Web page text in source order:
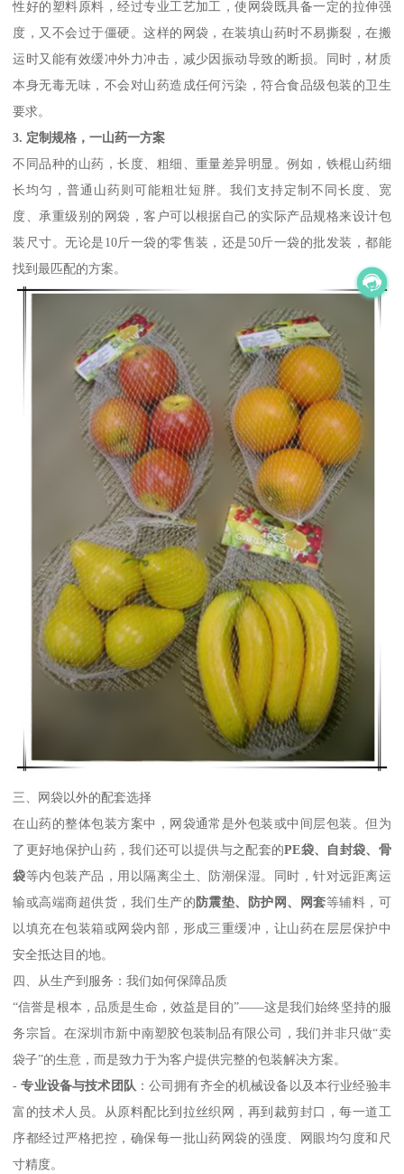
性好的塑料原料，经过专业工艺加工，使网袋既具备一定的拉伸强
度，又不会过于僵硬。这样的网袋，在装填山药时不易撕裂，在搬
运时又能有效缓冲外力冲击，减少因振动导致的断损。同时，材质
本身无毒无味，不会对山药造成任何污染，符合食品级包装的卫生
要求。
3. 定制规格，一山药一方案
不同品种的山药，长度、粗细、重量差异明显。例如，铁棍山药细
长均匀，普通山药则可能粗壮短胖。我们支持定制不同长度、宽
度、承重级别的网袋，客户可以根据自己的实际产品规格来设计包
装尺寸。无论是10斤一袋的零售装，还是50斤一袋的批发装，都能
找到最匹配的方案。
三、网袋以外的配套选择
在山药的整体包装方案中，网袋通常是外包装或中间层包装。但为
了更好地保护山药，我们还可以提供与之配套的PE袋、自封袋、骨
袋等内包装产品，用以隔离尘土、防潮保湿。同时，针对远距离运
输或高端商超供货，我们生产的防震垫、防护网、网套等辅料，可
以填充在包装箱或网袋内部，形成三重缓冲，让山药在层层保护中
安全抵达目的地。
四、从生产到服务：我们如何保障品质
“信誉是根本，品质是生命，效益是目的”——这是我们始终坚持的服
务宗旨。在深圳市新中南塑胶包装制品有限公司，我们并非只做“卖
袋子”的生意，而是致力于为客户提供完整的包装解决方案。
-专业设备与技术团队 ：公司拥有齐全的机械设备以及本行业经验丰
富的技术人员。从原料配比到拉丝织网，再到裁剪封口，每一道工
序都经过严格把控，确保每一批山药网袋的强度、网眼均匀度和尺
寸精度。